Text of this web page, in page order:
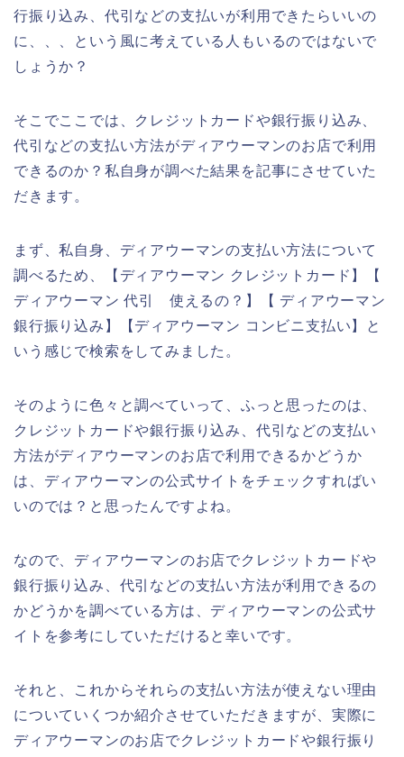
行振り込み、代引などの支払いが利用できたらいいの
に、、、という風に考えている人もいるのではないで
しょうか？
そこでここでは、クレジットカードや銀行振り込み、
代引などの支払い方法がディアウーマンのお店で利用
できるのか？私自身が調べた結果を記事にさせていた
だきます。
まず、私自身、ディアウーマンの支払い方法について
調べるため、【ディアウーマン クレジットカード】【
ディアウーマン 代引 使えるの？】【 ディアウーマン
銀行振り込み】【ディアウーマン コンビニ支払い】と
いう感じで検索をしてみました。
そのように色々と調べていって、ふっと思ったのは、
クレジットカードや銀行振り込み、代引などの支払い
方法がディアウーマンのお店で利用できるかどうか
は、ディアウーマンの公式サイトをチェックすればい
いのでは？と思ったんですよね。
なので、ディアウーマンのお店でクレジットカードや
銀行振り込み、代引などの支払い方法が利用できるの
かどうかを調べている方は、ディアウーマンの公式サ
イトを参考にしていただけると幸いです。
それと、これからそれらの支払い方法が使えない理由
についていくつか紹介させていただきますが、実際に
ディアウーマンのお店でクレジットカードや銀行振り